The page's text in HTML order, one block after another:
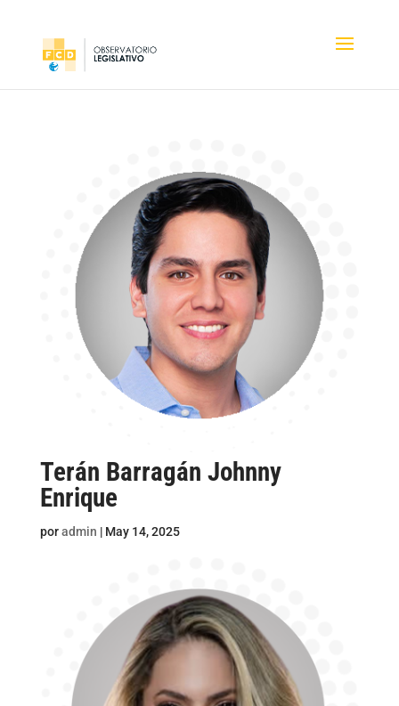
Terán Barragán Johnny
Enrique
poradmin | May 14, 2025